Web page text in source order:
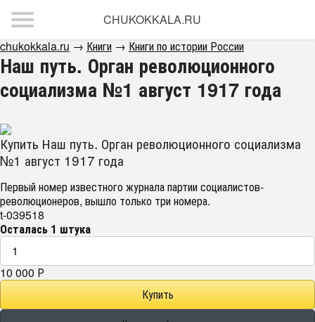
CHUKOKKALA.RU
chukokkala.ru → Книги → Книги по истории России
Наш путь. Орган революционного
социализма №1 август 1917 года
Купить Наш путь. Орган революционного социализма
№1 август 1917 года
Первый номер известного журнала партии социалистов-
революционеров, вышло только три номера.
t-039518
Осталась 1 штука
10 000 Р